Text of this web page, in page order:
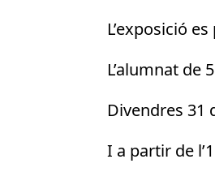
L’exposició
L’alumnat de
Divendres 31
I a partir de